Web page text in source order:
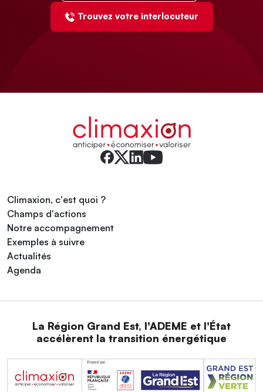
Trouvez votre interlocuteur
Climaxion, c'est quoi ?
Champs d'actions
Notre accompagnement
Exemples à suivre
Actualités
Agenda
La Région Grand Est, l'ADEME et l'État
accélèrent la transition énergétique